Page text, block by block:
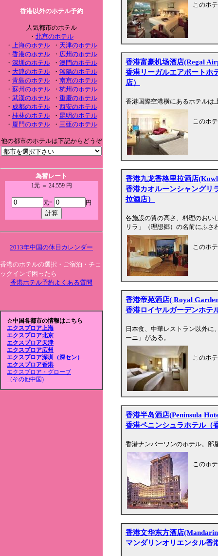
香港以外のホテル予約
人気都市のホテル
・ 北京のホテル
・ 上海のホテル・ 天津のホテル
・ 香港のホテル・ 広州のホテル
・ 深圳のホテル・ 澳門のホテル
・ 大連のホテル・ 瀋陽のホテル
・ 青島のホテル・ 南京のホテル
・ 蘇州のホテル・ 杭州のホテル
・ 武漢のホテル・ 重慶のホテル
・ 成都のホテル・ 西安のホテル
・ 桂林のホテル・ 昆明のホテル
・ 厦門のホテル・ 三亜のホテル
他の都市のホテルは下記からどうぞ
為替レート
1元 ＝ 24.559 円
元= 円
2013年中国の休日カレンダー
香港のホテルの選択・ご宿泊・チェ
ックインで困ったら
香港ホテル予約よくある質問
☆中国各都市の情報はこちら
エクスプロア上海
エクスプロア北京
エクスプロア天津
エクスプロア広州
エクスプロア深圳（深セン）
エクスプロア香港
エクスプロア・グローブ
（その他中国)
このホ
香港富豪机场酒店(Regal
香港リーガルエアポートホ
店）
香港国際空港横にあるホテルは
このホ
香港九龙香格里拉酒店
香港カオルーンシャングリ
拉酒店）
各施設の質の高さ、料理のおい
リラ」（理想郷）の名前にふさ
このホ
香港帝苑酒店( Royal
香港ロイヤルガーデンホテ
日本食、中華レストラン以外
ーニ」がある。
このホ
香港半岛酒店(Peninsula
香港ペニンシュラホテル（
香港ナンバーワンのホテル。部
このホ
香港文华东方酒店
マンダリンオリエンタル香